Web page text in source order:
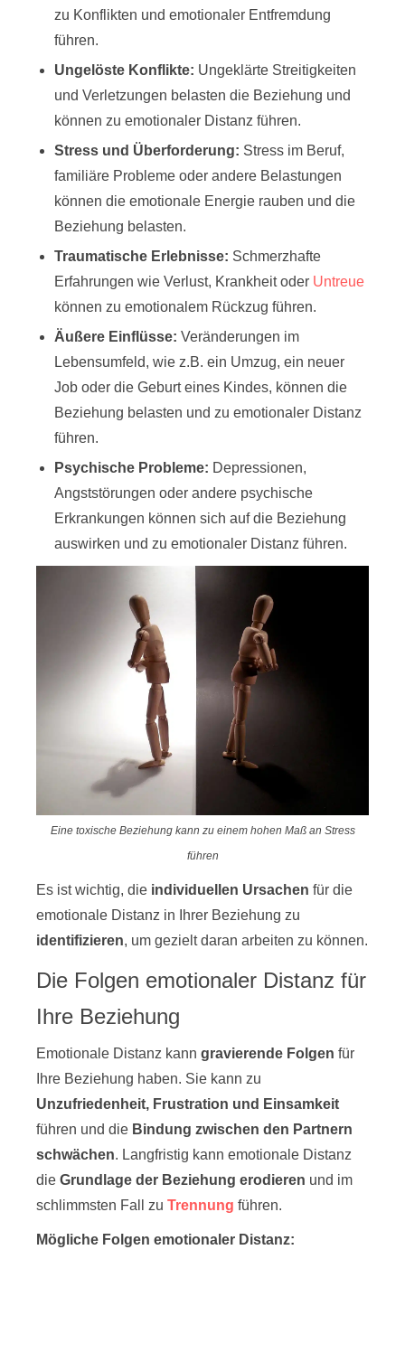
zu Konflikten und emotionaler Entfremdung
führen.
Ungelöste Konflikte: Ungeklärte Streitigkeiten
und Verletzungen belasten die Beziehung und
können zu emotionaler Distanz führen.
Stress und Überforderung: Stress im Beruf,
familiäre Probleme oder andere Belastungen
können die emotionale Energie rauben und die
Beziehung belasten.
Traumatische Erlebnisse: Schmerzhafte
Erfahrungen wie Verlust, Krankheit oder Untreue
können zu emotionalem Rückzug führen.
Äußere Einflüsse: Veränderungen im
Lebensumfeld, wie z.B. ein Umzug, ein neuer
Job oder die Geburt eines Kindes, können die
Beziehung belasten und zu emotionaler Distanz
führen.
Psychische Probleme: Depressionen,
Angststörungen oder andere psychische
Erkrankungen können sich auf die Beziehung
auswirken und zu emotionaler Distanz führen.
Eine toxische Beziehung kann zu einem hohen Maß an Stress
führen
Es ist wichtig, die individuellen Ursachen für die
emotionale Distanz in Ihrer Beziehung zu
identifizieren, um gezielt daran arbeiten zu können.
Die Folgen emotionaler Distanz für
Ihre Beziehung
Emotionale Distanz kann gravierende Folgen für
Ihre Beziehung haben. Sie kann zu
Unzufriedenheit, Frustration und Einsamkeit
führen und die Bindung zwischen den Partnern
schwächen. Langfristig kann emotionale Distanz
die Grundlage der Beziehung erodieren und im
schlimmsten Fall zu Trennung führen.
Mögliche Folgen emotionaler Distanz: